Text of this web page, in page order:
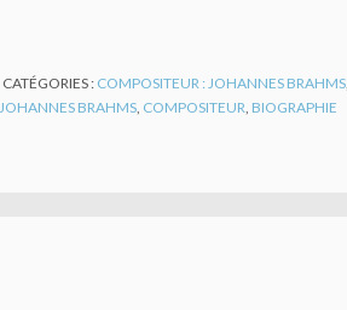
CATÉGORIES : COMPOSITEUR : JOHANNES BRAHMS
JOHANNES BRAHMS COMPOSITEUR BIOGRAPHIE